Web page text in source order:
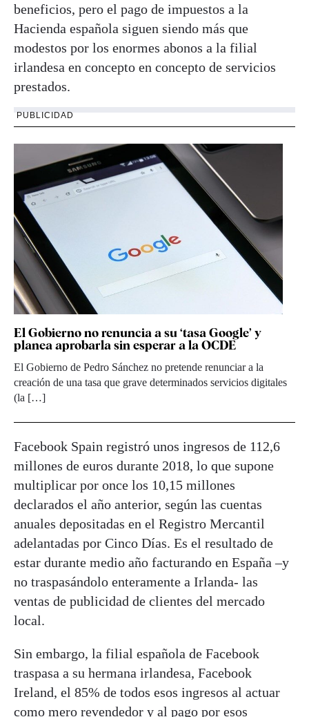
beneficios, pero el pago de impuestos a la
Hacienda española siguen siendo más que
modestos por los enormes abonos a la filial
irlandesa en concepto en concepto de servicios
prestados.
PUBLICIDAD
El Gobierno no renuncia a su ‘tasa Google’ y
planea aprobarla sin esperar a la OCDE
El Gobierno de Pedro Sánchez no pretende renunciar a la
creación de una tasa que grave determinados servicios digitales
(la […]
Facebook Spain registró unos ingresos de 112,6
millones de euros durante 2018, lo que supone
multiplicar por once los 10,15 millones
declarados el año anterior, según las cuentas
anuales depositadas en el Registro Mercantil
adelantadas por Cinco Días. Es el resultado de
estar durante medio año facturando en España –y
no traspasándolo enteramente a Irlanda- las
ventas de publicidad de clientes del mercado
local.
Sin embargo, la filial española de Facebook
traspasa a su hermana irlandesa, Facebook
Ireland, el 85% de todos esos ingresos al actuar
como mero revendedor y al pago por esos